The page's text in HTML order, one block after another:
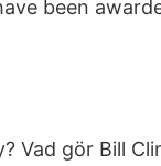
been
Vad gör Bill